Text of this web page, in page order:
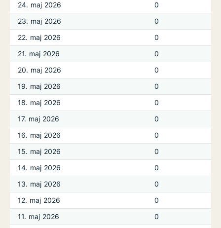
24. maj 2026
0
23. maj 2026
0
22. maj 2026
0
21. maj 2026
0
20. maj 2026
0
19. maj 2026
0
18. maj 2026
0
17. maj 2026
0
16. maj 2026
0
15. maj 2026
0
14. maj 2026
0
13. maj 2026
0
12. maj 2026
0
11. maj 2026
0